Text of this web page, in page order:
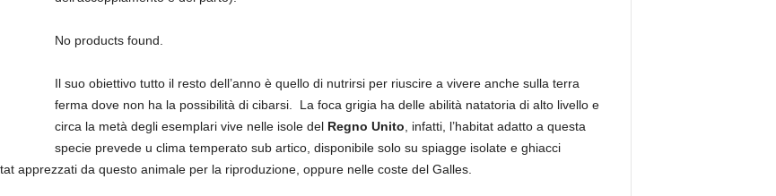
No products found.
Il suo obiettivo tutto il resto dell’anno è quello di nutrirsi per riuscire a vivere anche sulla terra
ferma dove non ha la possibilità di cibarsi. La foca grigia ha delle abilità natatoria di alto livello e
circa la metà degli esemplari vive nelle isole del Regno Unito , infatti, l’habitat adatto a questa
specie prevede u clima temperato sub artico, disponibile solo su spiagge isolate e ghiacci
apprezzati da questo animale per la riproduzione, oppure nelle coste del Galles.